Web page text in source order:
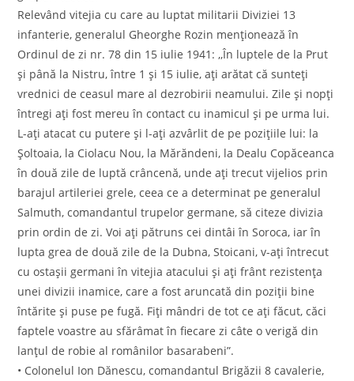
Relevând vitejia cu care au luptat militarii Diviziei 13
infanterie, generalul Gheorghe Rozin menționează în
Ordinul de zi nr. 78 din 15 iulie 1941: ,,În luptele de la Prut
și până la Nistru, între 1 și 15 iulie, ați arătat că sunteți
vrednici de ceasul mare al dezrobirii neamului. Zile și nopți
întregi ați fost mereu în contact cu inamicul și pe urma lui.
L-ați atacat cu putere și l-ați azvârlit de pe pozițiile lui: la
Șoltoaia, la Ciolacu Nou, la Mărăndeni, la Dealu Copăceanca
în două zile de luptă crâncenă, unde ați trecut vijelios prin
barajul artileriei grele, ceea ce a determinat pe generalul
Salmuth, comandantul trupelor germane, să citeze divizia
prin ordin de zi. Voi ați pătruns cei dintâi în Soroca, iar în
lupta grea de două zile de la Dubna, Stoicani, v-ați întrecut
cu ostașii germani în vitejia atacului și ați frânt rezistența
unei divizii inamice, care a fost aruncată din poziții bine
întărite și puse pe fugă. Fiți mândri de tot ce ați făcut, căci
faptele voastre au sfărâmat în fiecare zi câte o verigă din
lanțul de robie al românilor basarabeni”.
• Colonelul Ion Dănescu, comandantul Brigăzii 8 cavalerie,